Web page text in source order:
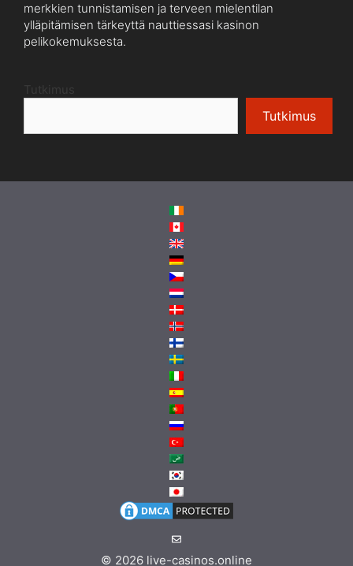
merkkien tunnistamisen ja terveen mielentilan
ylläpitämisen tärkeyttä nauttiessasi kasinon
pelikokemuksesta.
Tutkimus
Tutkimus
© 2026 live-casinos.online